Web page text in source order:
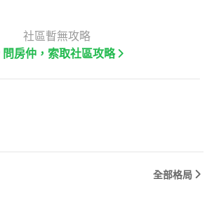
社區暫無攻略
問房仲，索取社區攻略
全部格局